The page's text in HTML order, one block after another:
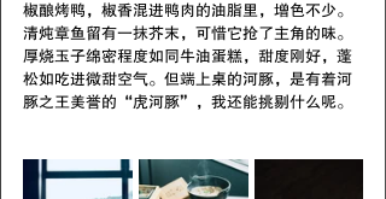
椒酿烤鸭，椒香混进鸭肉的油脂里，增色不少。
清炖章鱼留有一抹芥末，可惜它抢了主角的味。
厚烧玉子绵密程度如同牛油蛋糕，甜度刚好，蓬
松如吃进微甜空气。但端上桌的河豚，是有着河
豚之王美誉的“虎河豚”，我还能挑剔什么呢。